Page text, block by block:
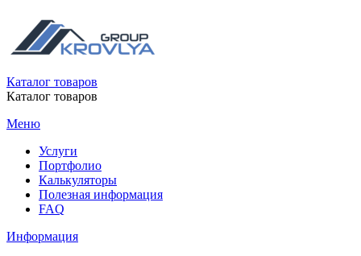
Каталог товаров
Каталог товаров
Меню
Услуги
Портфолио
Калькуляторы
Полезная информация
FAQ
Информация